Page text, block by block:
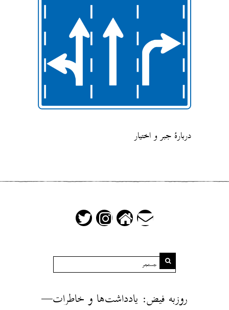
دربارهٔ جبر و اختیار
روزبه فیض: یادداشت‌ها و خاطرات—